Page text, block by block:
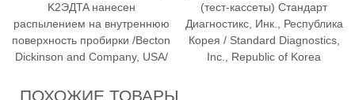
K2ЭДTA нанесен
распылением на внутреннюю
поверхность пробирки /Becton
Dickinson and Company, USA/
(тест-кассеты) Стандарт
Диагностикс, Инк., Республика
Корея / Standard Diagnostics,
Inc., Republic of Korea
ПОХОЖИЕ ТОВАРЫ